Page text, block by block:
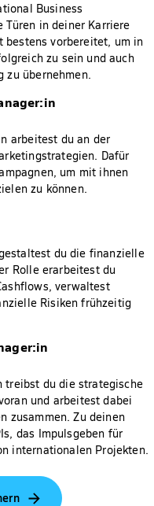
Business
in deiner Karriere
bestens vorbereitet, um in
zu sein und auch
zu übernehmen.
arbeitest du an der
Dafür
um mit ihnen
zu können.
du die finanzielle
Rolle erarbeitest du
verwaltest
Risiken frühzeitig
treibst du die strategische
und arbeitest dabei
zusammen. Zu deinen
das Impulsgeben für
internationalen Projekten.